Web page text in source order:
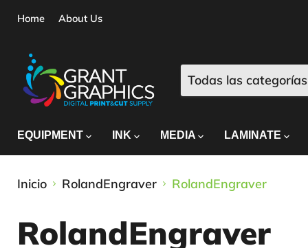
Home About Us
Todas las categorías
EQUIPMENT INK MEDIA LAMINATE
Inicio RolandEngraver RolandEngraver
RolandEngraver